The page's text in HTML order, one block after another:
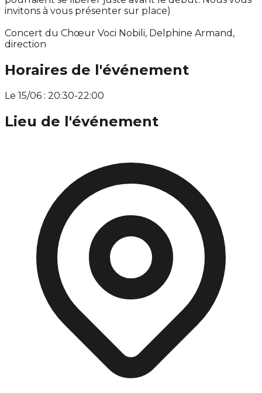
invitons à vous présenter sur place)
Concert du Chœur Voci Nobili, Delphine Armand,
direction
Horaires de l'événement
Le 15/06 : 20:30-22:00
Lieu de l'événement